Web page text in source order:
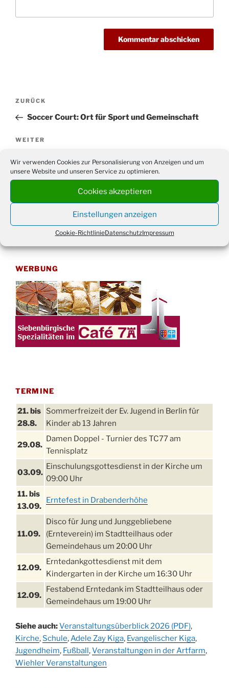
Wir verwenden Cookies zur Personalisierung von Anzeigen und um
unsere Website und unseren Service zu optimieren.
Cookies akzeptieren
Einstellungen anzeigen
Cookie-RichtlinieDatenschutzImpressum
Beitragsnavigation
Vorheriger
Beitrag
ZURÜCK
Soccer Court: Ort für Sport und Gemeinschaft
Nächster
WEITER
Brunnenfest ein
WERBUNG
TERMINE
21. bis
28.8.
Sommerfreizeit der Ev. Jugend in Berlin für
Kinder ab 13 Jahren
29.08.
Damen Doppel - Turnier des TC77 am
Tennisplatz
03.09.
Einschulungsgottesdienst in der Kirche um
09:00 Uhr
11. bis
13.09.
Erntefest in Drabenderhöhe
11.09.
Disco für Jung und Junggebliebene
(Ernteverein) im Stadtteilhaus oder
Gemeindehaus um 20:00 Uhr
12.09.
Erntedankgottesdienst mit dem
Kindergarten in der Kirche um 16:30 Uhr
12.09.
Festabend Erntedank im Stadtteilhaus oder
Gemeindehaus um 19:00 Uhr
13.09.
Stadtteilhaus um 14:00 Uhr
19.09.
Schlagerabend im Stadtteilhaus
Drabenderhöhe
Siehe auch:Veranstaltungsüberblick 2026 (PDF),
Kirche, Schule,Adele Zay Kiga, Evangelischer Kiga,
Jugendheim, Fußball,Veranstaltungen in der Artfarm,
Wiehler Veranstaltungen